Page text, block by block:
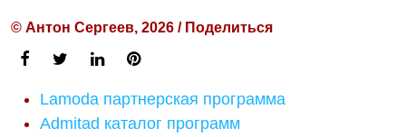
© Антон Сергеев, 2026 / Поделиться
Lamoda партнерская программа
Admitad каталог программ